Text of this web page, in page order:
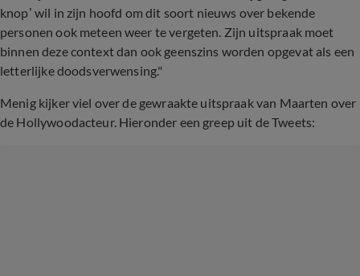
knop’ wil in zijn hoofd om dit soort nieuws over bekende
personen ook meteen weer te vergeten. Zijn uitspraak moet
binnen deze context dan ook geenszins worden opgevat als een
letterlijke doodsverwensing."
Menig kijker viel over de gewraakte uitspraak van Maarten over
de Hollywoodacteur. Hieronder een greep uit de Tweets: